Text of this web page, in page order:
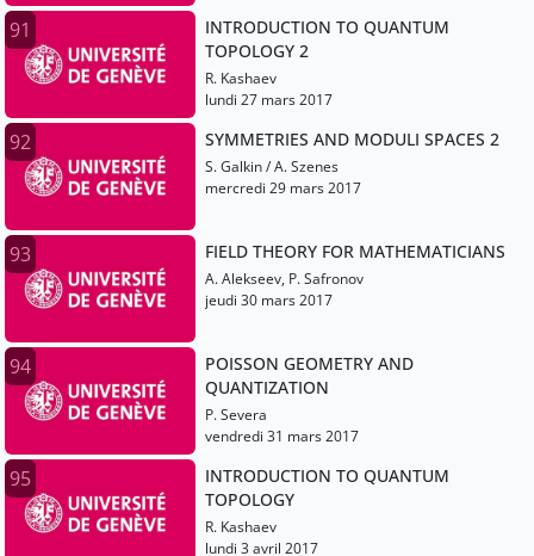
91
INTRODUCTION TO QUANTUM
TOPOLOGY 2
R. Kashaev
lundi 27 mars 2017
92 SYMMETRIES AND MODULI SPACES 2
S. Galkin / A. Szenes
mercredi 29 mars 2017
93 FIELD THEORY FOR MATHEMATICIANS
A. Alekseev, P. Safronov
jeudi 30 mars 2017
94
POISSON GEOMETRY AND
QUANTIZATION
P. Severa
vendredi 31 mars 2017
95
INTRODUCTION TO QUANTUM
TOPOLOGY
R. Kashaev
lundi 3 avril 2017